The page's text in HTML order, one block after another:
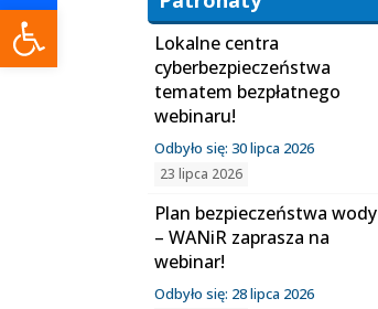
Otwórz pasek narzędziLokalne centra
cyberbezpieczeństwa
tematem bezpłatnego
webinaru!
Odbyło się: 30 lipca 2026
23 lipca 2026
Plan bezpieczeństwa wody
– WANiR zaprasza na
webinar!
Odbyło się: 28 lipca 2026